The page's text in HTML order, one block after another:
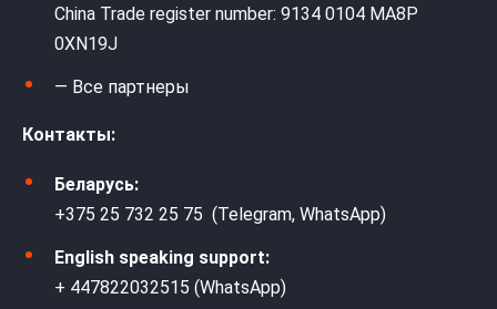
China Trade register number: 9134 0104 MA8P
0XN19J
— Все партнеры
Контакты:
Беларусь:
+375 25 732 25 75 (Telegram, WhatsApp)
English speaking support:
+ 447822032515 (WhatsApp)